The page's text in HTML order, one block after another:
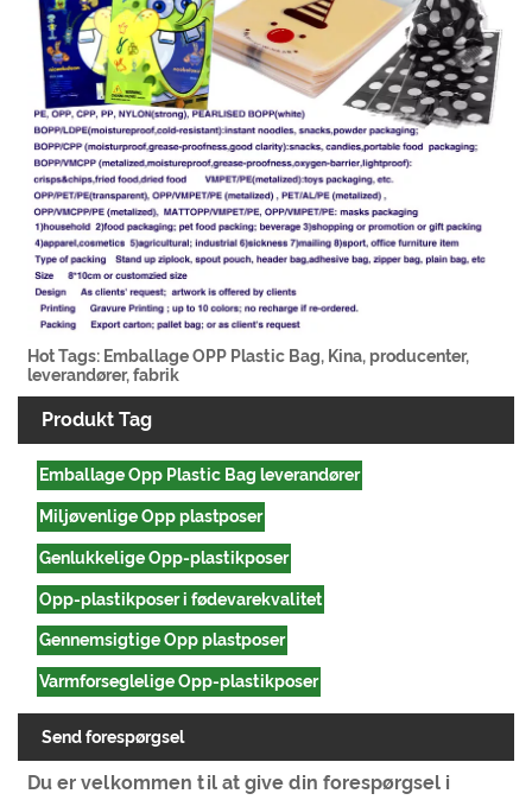
Hot Tags: Emballage OPP Plastic Bag, Kina, producenter,
leverandører, fabrik
Produkt Tag
Emballage Opp Plastic Bag leverandører
Miljøvenlige Opp plastposer
Genlukkelige Opp-plastikposer
Opp-plastikposer i fødevarekvalitet
Gennemsigtige Opp plastposer
Varmforseglelige Opp-plastikposer
Send forespørgsel
Du er velkommen til at give din forespørgsel i